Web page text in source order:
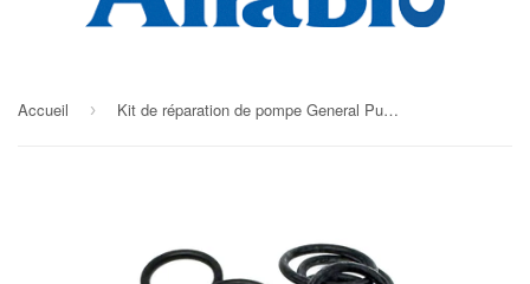
Accueil › Kit de réparation de pompe General Pump EPDM # wm01E ( RKIWM01E )